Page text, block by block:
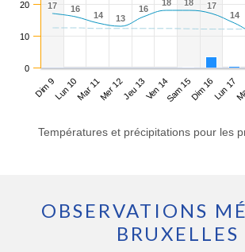
17
17 16
16
14
14 13
13
16
16
18
18 18
18 17
17
14
14
Dim 9Lun 10Mar 11Mer 12Jeu 13Ven 14Sam 15Dim 16Lun 17
0
10
20
Températures et précipitations pour les
OBSERVATIONS
BRUXELLES